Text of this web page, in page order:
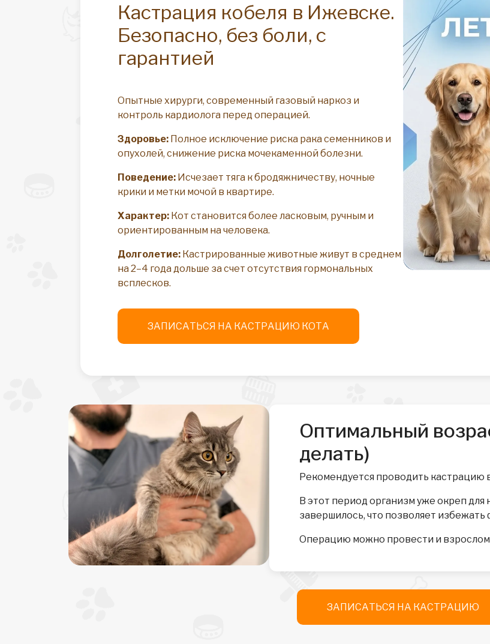
Кастрация кобеля в Ижевске.
Безопасно, без боли, с
гарантией
Опытные хирурги, современный газовый наркоз и
контроль кардиолога перед операцией.
Здоровье: Полное исключение риска рака семенников и
опухолей, снижение риска мочекаменной болезни.
Поведение: Исчезает тяга к бродяжничеству, ночные
крики и метки мочой в квартире.
Характер: Кот становится более ласковым, ручным и
ориентированным на человека.
Долголетие: Кастрированные животные живут в среднем
на 2–4 года дольше за счет отсутствия гормональных
всплесков.
ЗАПИСАТЬСЯ НА КАСТРАЦИЮ КОТА
Оптимальный
делать)
Рекомендуется проводить кастрацию
В этот период организм уже окреп
завершилось, что позволяет
Операцию можно провести и
ЗАПИСАТЬСЯ НА КАСТРАЦИЮ